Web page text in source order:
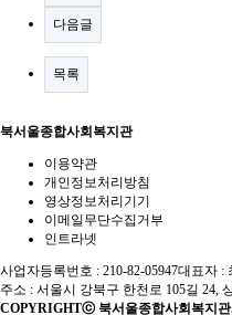
다음글
목록
북서울종합사회복지관
이용약관
개인정보처리방침
영상정보처리기기
이메일무단수집거부
인트라넷
사업자등록번호 : 210-82-05947대표자 :
주소 : 서울시 강북구 한천로 105길 24,
COPYRIGHTⓒ 북서울종합사회복지